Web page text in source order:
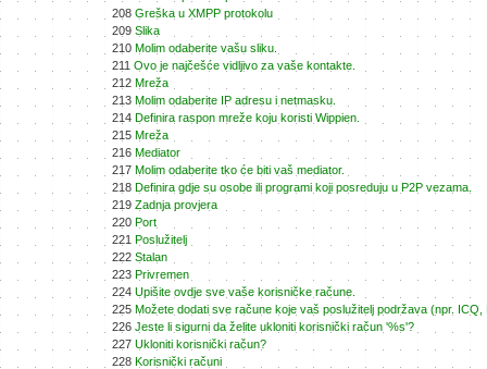
208 Greška u XMPP protokolu
209 Slika
210 Molim odaberite vašu sliku.
211 Ovo je najčešće vidljivo za vaše kontakte.
212 Mreža
213 Molim odaberite IP adresu i netmasku.
214 Definira raspon mreže koju koristi Wippien.
215 Mreža
216 Mediator
217 Molim odaberite tko će biti vaš mediator.
218 Definira gdje su osobe ili programi koji posreduju u P2P vezama.
219 Zadnja provjera
220 Port
221 Poslužitelj
222 Stalan
223 Privremen
224 Upišite ovdje sve vaše korisničke račune.
225 Možete dodati sve račune koje vaš poslužitelj podržava (npr. ICQ,
226 Jeste li sigurni da želite ukloniti korisnički račun '%s'?
227 Ukloniti korisnički račun?
228 Korisnički računi